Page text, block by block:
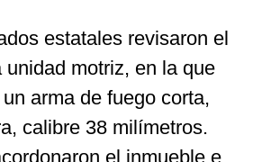
estatales revisaron el
unidad motriz, en la que
arma de fuego corta,
calibre 38 milímetros.
el inmueble e